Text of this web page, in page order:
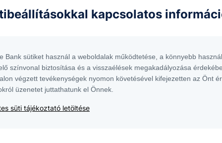
tekinthetőek az Erste Bank Hungary Zrt., az Erste Befektetési Zrt. vagy
nem minősül befektetési ajánlatnak, ajánlattételi felhívásnak, befektetési
érhető el, ugyanitt megtalálható az adott intstrumentumra esetlegesen
kapcsolatos
Bank sütiket használ a weboldalak működtetése, a könnyebb
színvonal biztosítása és a visszaélések megakadályozása
végzett tevékenységek nyomon követésével kifejezetten az Önt
üzenetet juttathatunk el Önnek.
süti tájékoztató letöltése